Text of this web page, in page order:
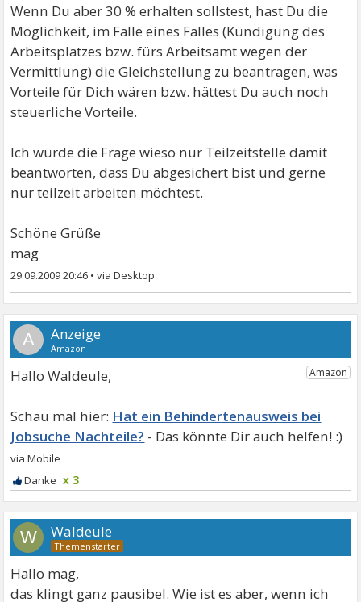
Wenn Du aber 30 % erhalten sollstest, hast Du die
Möglichkeit, im Falle eines Falles (Kündigung des
Arbeitsplatzes bzw. fürs Arbeitsamt wegen der
Vermittlung) die Gleichstellung zu beantragen, was
Vorteile für Dich wären bzw. hättest Du auch noch
steuerliche Vorteile.
Ich würde die Frage wieso nur Teilzeitstelle damit
beantworten, dass Du abgesichert bist und gerne
nur teilzeit arbeiten möchtest.
Schöne Grüße
mag
29.09.2009 20:46 •
A
Hallo Waldeule,
Hat ein Behindertenausweis bei
Jobsuche Nachteile?
x 3
W Waldeule
Hallo mag,
das klingt ganz pausibel. Wie ist es aber, wenn ich